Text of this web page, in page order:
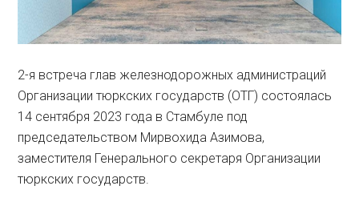
2-я встреча глав железнодорожных администраций
Организации тюркских государств (OTГ) состоялась
14 сентября 2023 года в Стамбуле под
председательством Мирвохида Азимова,
заместителя Генерального секретаря Организации
тюркских государств.